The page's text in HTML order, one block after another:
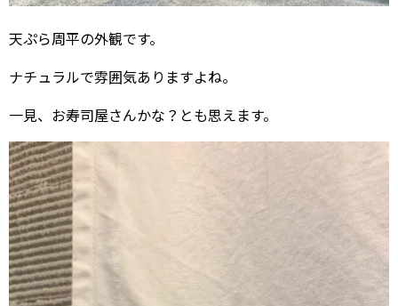
天ぷら周平の外観です。
ナチュラルで雰囲気ありますよね。
一見、お寿司屋さんかな？とも思えます。